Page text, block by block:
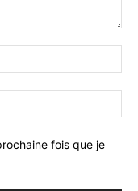
fois que je